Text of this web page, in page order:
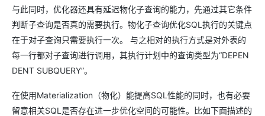
与此同时，优化器还具有延迟物化子查询的能力，先通过其它条件
判断子查询是否真的需要执行。物化子查询优化SQL执行的关键点
在于对子查询只需要执行一次。 与之相对的执行方式是对外表的
每一行都对子查询进行调用，其执行计划中的查询类型为“DEPEN
DENT SUBQUERY”。
在使用Materialization（物化）能提高SQL性能的同时，也有必要
留意相关SQL是否存在进一步优化空间的可能性。比如下面描述的